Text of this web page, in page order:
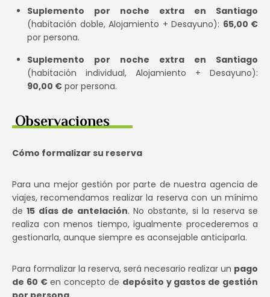
Suplemento por noche extra en Santiago
(habitación doble, Alojamiento + Desayuno): 65,00 €
por persona.
Suplemento por noche extra en Santiago
(habitación individual, Alojamiento + Desayuno):
90,00 € por persona.
Observaciones
Cómo formalizar su reserva
Para una mejor gestión por parte de nuestra agencia de
viajes, recomendamos realizar la reserva con un mínimo
de15 días de antelación. No obstante, si la reserva se
realiza con menos tiempo, igualmente procederemos a
gestionarla, aunque siempre es aconsejable anticiparla.
Para formalizar la reserva, será necesario realizar un pago
de 60 €en concepto de depósito y gastos de gestión